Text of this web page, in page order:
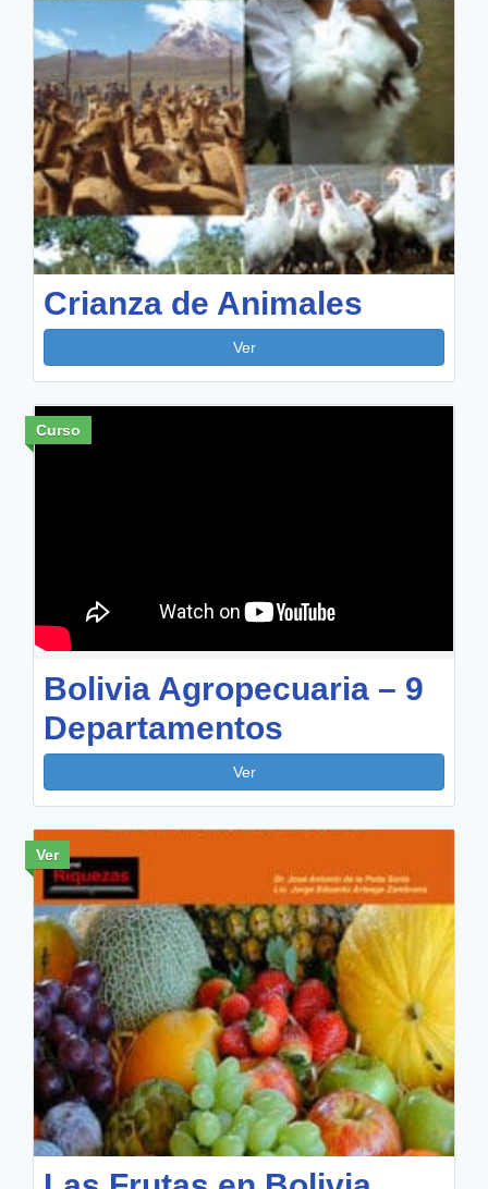
Crianza de Animales
Ver
Curso
Bolivia Agropecuaria – 9
Departamentos
Ver
Ver